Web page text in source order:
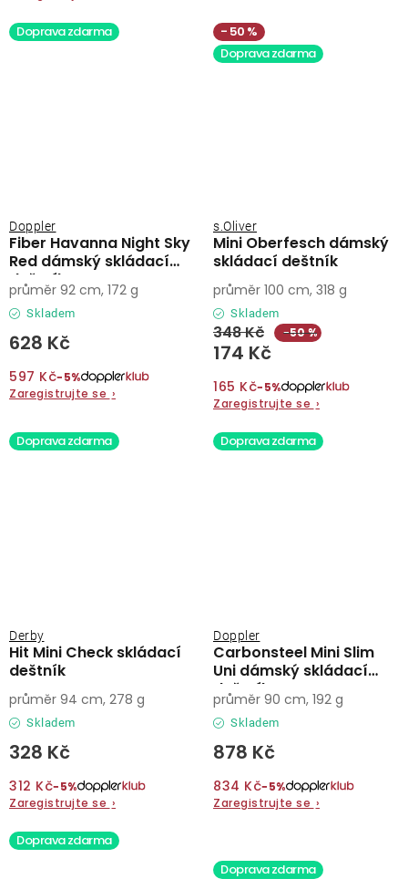
Doprava zdarma
Fiber Havanna Night Sky
Red dámský skládací
deštník
Doppler
Skladem
628 Kč
597 Kč−5%
Zaregistrujte se ›
průměr 92 cm, 172 g
50 %
Doprava zdarma
Mini Oberfesch dámský
skládací deštník
s.Oliver
Skladem
174 Kč
348 Kč −50 %
165 Kč−5%
Zaregistrujte se ›
průměr 100 cm, 318 g
Doprava zdarma
Hit Mini Check skládací
deštník
Derby
Skladem
328 Kč
312 Kč−5%
Zaregistrujte se ›
průměr 94 cm, 278 g
Doprava zdarma
Carbonsteel Mini Slim
Uni dámský skládací
deštník
Doppler
Skladem
878 Kč
834 Kč−5%
Zaregistrujte se ›
průměr 90 cm, 192 g
Doprava zdarma
Doprava zdarma